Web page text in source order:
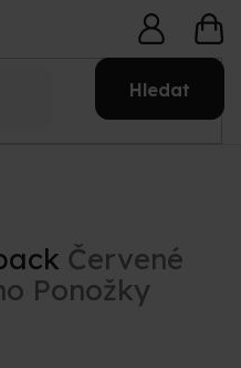
Hledat
Červené
Ponožky